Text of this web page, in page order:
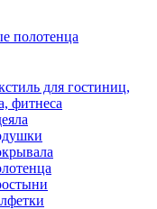
полотенца
для гостиниц,
фитнеса